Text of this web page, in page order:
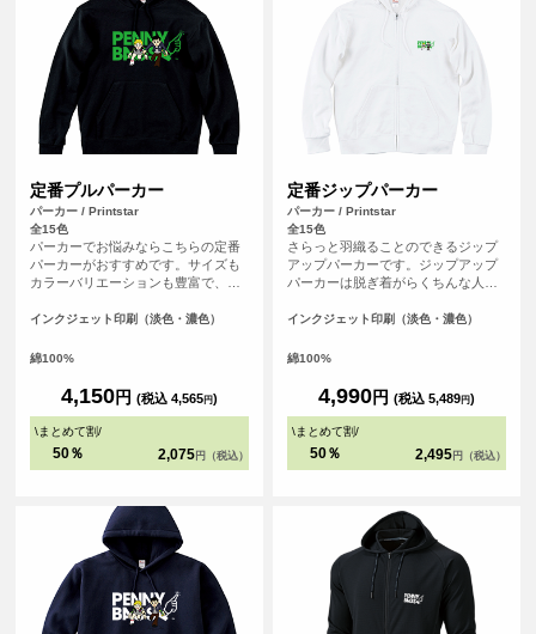
定番プルパーカー
パーカー / Printstar
全15色
パーカーでお悩みならこちらの定番
パーカーがおすすめです。サイズも
カラーバリエーションも豊富で、し
いなしのアイテムです。
インクジェット印刷（淡色・濃色）
綿100%
4,150円 (税込 4,565円)
\まとめて割/
50％ 2,075 円（税込）
定番ジップパーカー
パーカー / Printstar
全15色
さらっと羽織ることのできるジップ
アップパーカーです。ジップアップ
パーカーは脱ぎ着がらくちんな人気
インクジェット印刷（淡色・濃色）
綿100%
4,990円 (税込 5,489円)
\まとめて割/
50％ 2,495 円（税込）